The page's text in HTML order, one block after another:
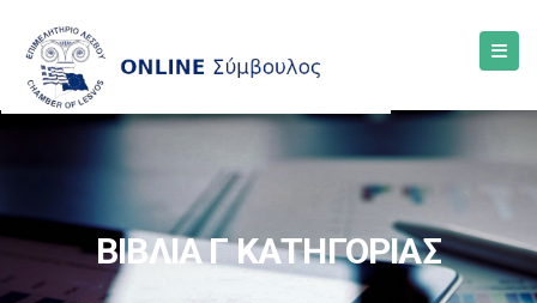
ΒΙΒΛΙΑ Γ ΚΑΤΗΓΟΡΙΑΣ